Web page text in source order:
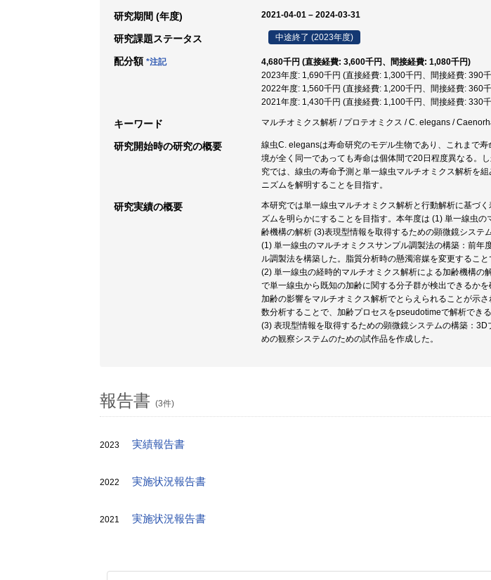
研究期間 (年度) 2021-04-01 – 2024-03-31
研究課題ステータス 中途終了 (2023年度)
配分額 *注記
4,680千円 (直接経費: 3,600千円、間接経費: 1,080千円)
2023年度: 1,690千円 (直接経費: 1,300千円、間接経費: 390
2022年度: 1,560千円 (直接経費: 1,200千円、間接経費: 360
2021年度: 1,430千円 (直接経費: 1,100千円、間接経費: 330
キーワード マルチオミクス解析 / プロテオミクス / C. elegans /
研究開始時の研究の概要
線虫C. elegansは寿命研究のモデル生物であり、これまで
境が全く同一であっても寿命は個体間で20日程度異なる。
究では、線虫の寿命予測と単一線虫マルチオミクス解析を
ニズムを解明することを目指す。
研究実績の概要
本研究では単一線虫マルチオミクス解析と行動解析に基づ
ズムを明らかにすることを目指す。本年度は (1) 単一線虫
齢機構の解析 (3)表現型情報を取得するための顕微鏡システ
(1) 単一線虫のマルチオミクスサンプル調製法の構築：前
ル調製法を構築した。脂質分析時の懸濁溶媒を変更するこ
(2) 単一線虫の経時的マルチオミクス解析による加齢機構の
で単一線虫から既知の加齢に関する分子群が検出できるか
加齢の影響をマルチオミクス解析でとらえられることが示
数分析することで、加齢プロセスをpseudotimeで解析できる
(3) 表現型情報を取得するための顕微鏡システムの構築：
めの観察システムのための試作品を作成した。
報告書 (3件)
2023 実績報告書
2022 実施状況報告書
2021 実施状況報告書